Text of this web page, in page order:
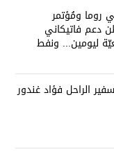
روما ومُؤتمر
دعم فاتيكاني
ليومين... ونفط
الراحل فؤاد غندور